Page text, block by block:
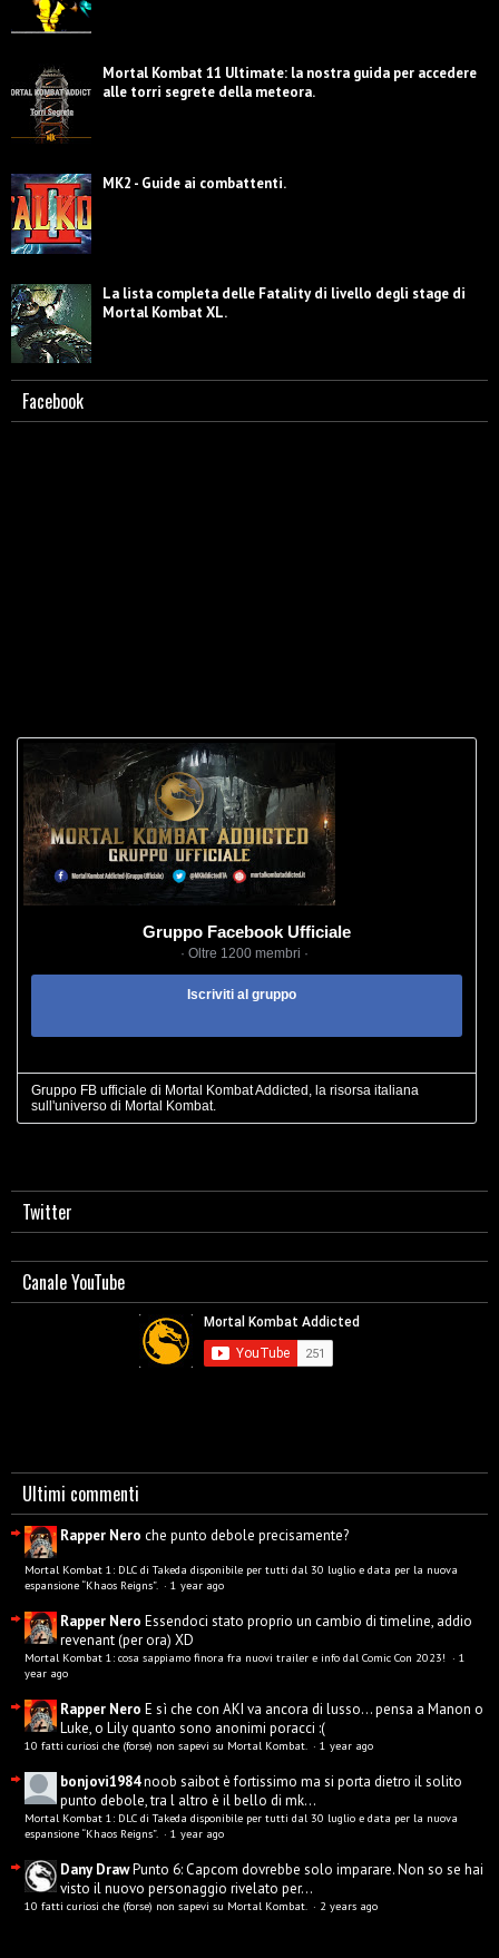
Mortal Kombat 11 Ultimate: la nostra guida per accedere
alle torri segrete della meteora.
MK2 - Guide ai combattenti.
La lista completa delle Fatality di livello degli stage di
Mortal Kombat XL.
Facebook
Gruppo Facebook Ufficiale
· Oltre 1200 membri ·
Iscriviti al gruppo
Gruppo FB ufficiale di Mortal Kombat Addicted, la risorsa italiana
sull'universo di Mortal Kombat.
Twitter
Canale YouTube
Ultimi commenti
Rapper Nero che punto debole precisamente?
Mortal Kombat 1: DLC di Takeda disponibile per tutti dal 30 luglio e data per la nuova
espansione “Khaos Reigns”. · 1 year ago
Rapper Nero Essendoci stato proprio un cambio di timeline, addio
revenant (per ora) XD
Mortal Kombat 1: cosa sappiamo finora fra nuovi trailer e info dal Comic Con 2023! · 1
year ago
Rapper Nero E sì che con AKI va ancora di lusso... pensa a Manon o
Luke, o Lily quanto sono anonimi poracci :(
10 fatti curiosi che (forse) non sapevi su Mortal Kombat. · 1 year ago
bonjovi1984noob saibot è fortissimo ma si porta dietro il solito
punto debole, tra l altro è il bello di mk...
Mortal Kombat 1: DLC di Takeda disponibile per tutti dal 30 luglio e data per la nuova
espansione “Khaos Reigns”. · 1 year ago
Dany DrawPunto 6: Capcom dovrebbe solo imparare. Non so se hai
visto il nuovo personaggio rivelato per...
10 fatti curiosi che (forse) non sapevi su Mortal Kombat. · 2 years ago